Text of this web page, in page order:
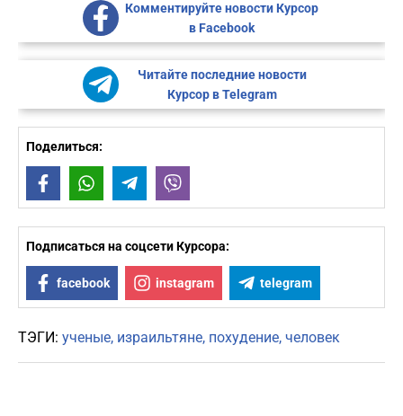
Комментируйте новости Курсор
в Facebook
Читайте последние новости
Курсор в Telegram
Поделиться:
FacebookWhatsAppTelegram
Подписаться на соцсети Курсора:
facebook instagram telegram
ТЭГИ: ученые израильтяне похудение человек